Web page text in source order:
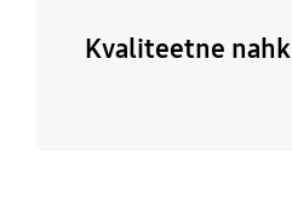
Kvaliteetne nahk